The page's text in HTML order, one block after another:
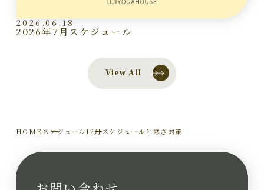
2026.06.18
2026年7月スケジュール
View All
HOME スケジュール12月スケジュールと寒さ対策